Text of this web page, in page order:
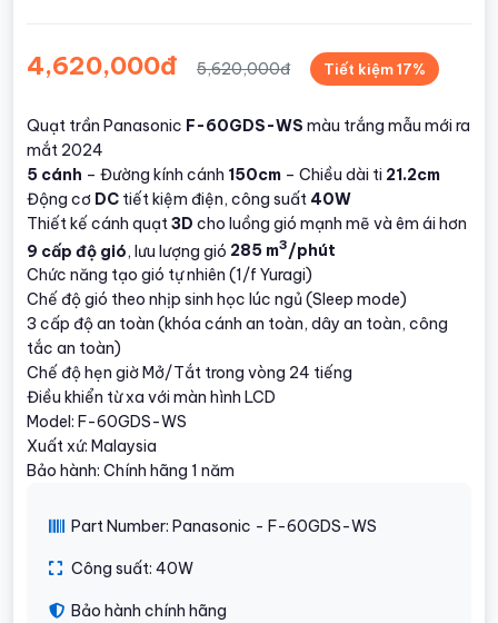
4,620,000đ 5,620,000đ Tiết kiệm 17%
Quạt trần Panasonic F-60GDS-WS màu trắng mẫu mới ra
mắt 2024
5 cánh – Đường kính cánh 150cm – Chiều dài ti 21.2cm
Động cơ DC tiết kiệm điện, công suất 40W
Thiết kế cánh quạt 3D cho luồng gió mạnh mẽ và êm ái hơn
9 cấp độ gió, lưu lượng gió 285 m3/phút
Chức năng tạo gió tự nhiên (1/f Yuragi)
Chế độ gió theo nhịp sinh học lúc ngủ (Sleep mode)
3 cấp độ an toàn (khóa cánh an toàn, dây an toàn, công
tắc an toàn)
Chế độ hẹn giờ Mở/Tắt trong vòng 24 tiếng
Điều khiển từ xa với màn hình LCD
Model: F-60GDS-WS
Xuất xứ: Malaysia
Bảo hành: Chính hãng 1 năm
Part Number: Panasonic - F-60GDS-WS
Công suất: 40W
Bảo hành chính hãng